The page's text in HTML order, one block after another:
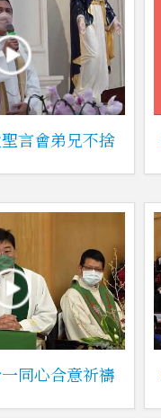
言會弟兄不捨
同心合意祈禱